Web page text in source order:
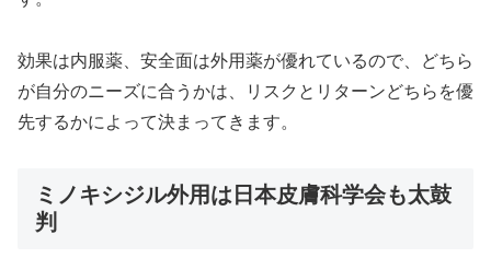
効果は内服薬、安全面は外用薬が優れているので、どちら
が自分のニーズに合うかは、リスクとリターンどちらを優
先するかによって決まってきます。
ミノキシジル外用は日本皮膚科学会も太鼓
判